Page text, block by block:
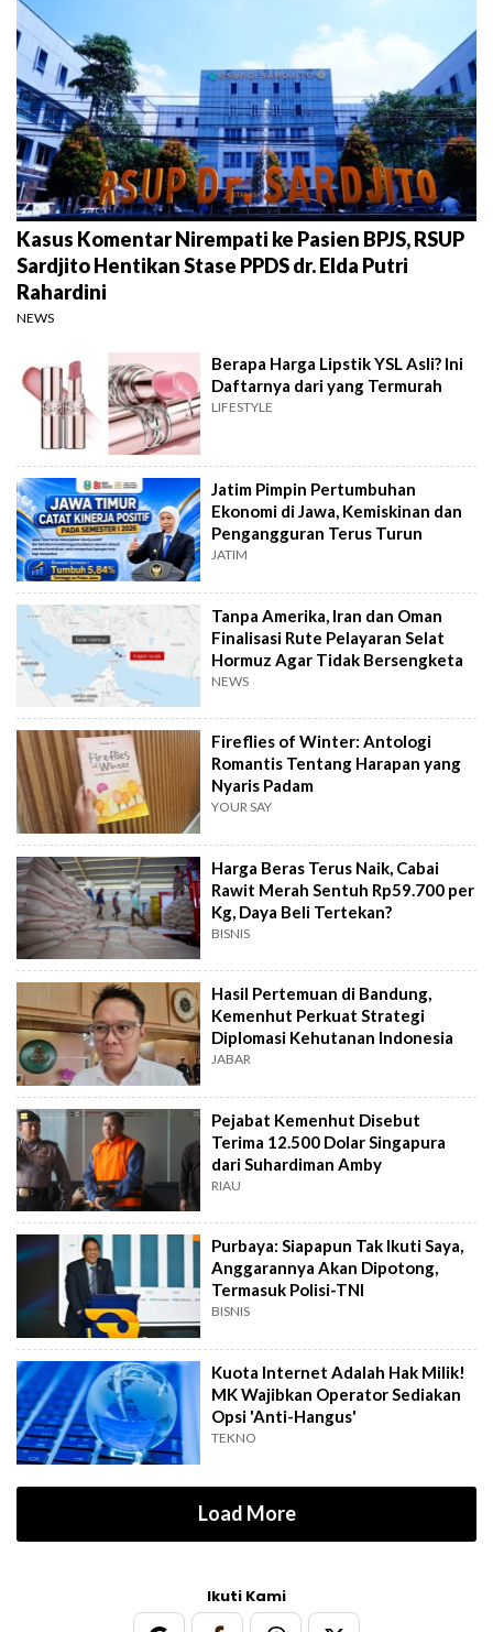
Kasus Komentar Nirempati ke Pasien BPJS, RSUP
Sardjito Hentikan Stase PPDS dr. Elda Putri
Rahardini
NEWS
Berapa Harga Lipstik YSL Asli? Ini
Daftarnya dari yang Termurah
LIFESTYLE
Jatim Pimpin Pertumbuhan
Ekonomi di Jawa, Kemiskinan dan
Pengangguran Terus Turun
JATIM
Tanpa Amerika, Iran dan Oman
Finalisasi Rute Pelayaran Selat
Hormuz Agar Tidak Bersengketa
NEWS
Fireflies of Winter: Antologi
Romantis Tentang Harapan yang
Nyaris Padam
YOUR SAY
Harga Beras Terus Naik, Cabai
Rawit Merah Sentuh Rp59.700 per
Kg, Daya Beli Tertekan?
BISNIS
Hasil Pertemuan di Bandung,
Kemenhut Perkuat Strategi
Diplomasi Kehutanan Indonesia
JABAR
Pejabat Kemenhut Disebut
Terima 12.500 Dolar Singapura
dari Suhardiman Amby
RIAU
Purbaya: Siapapun Tak Ikuti Saya,
Anggarannya Akan Dipotong,
Termasuk Polisi-TNI
BISNIS
Kuota Internet Adalah Hak Milik!
MK Wajibkan Operator Sediakan
Opsi 'Anti-Hangus'
TEKNO
Load More
Ikuti Kami